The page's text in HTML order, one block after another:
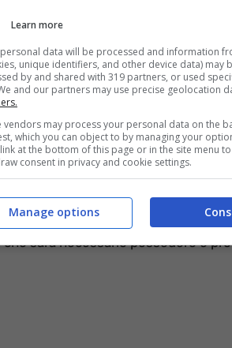
La chance si deve a un celebre
preso il via leselezioni
da inserire presso
l’azienda A seguire tutte le
sarà necessario possedere e
Learn more
data will be processed and information
unique identifiers, and other device data) may
by and shared with 319 partners, or used
and our partners may use precise geolocation
vendors may process your personal data on the
which you can object to by managing your
at the bottom of this page or in the site menu
consent in privacy and cookie settings.
Manage options